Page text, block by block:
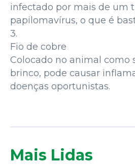
infectado por mais de um
papilomavírus, o que é
3.
Fio de cobre
Colocado no animal como
brinco, pode causar
doenças oportunistas.
Mais Lidas